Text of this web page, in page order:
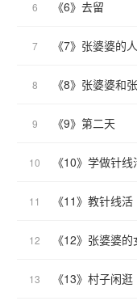
6 《6》去留
7 《7》张婆婆的
8 《8》张婆婆和
9 《9》第二天
10 《10》学做针线
11 《11》教针线活
12 《12》张婆婆
13 《13》村子闲逛